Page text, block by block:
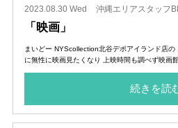
2023.08.30 Wed 沖縄エリアスタッフ
「映画」
まいどー NYScollection北谷デポアイランド店
に無性に映画見たくなり 上映時間も調べず映画
続きを読